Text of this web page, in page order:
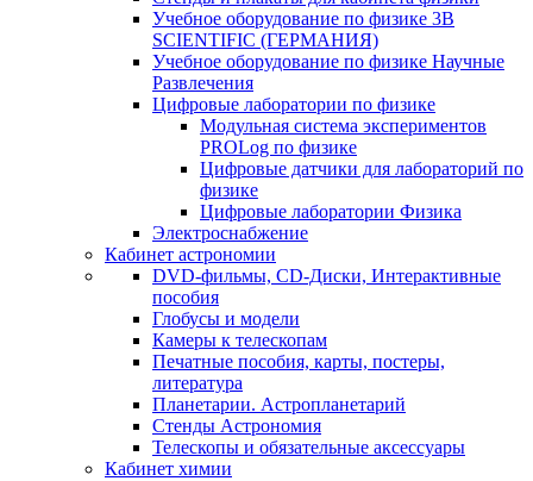
Учебное оборудование по физике 3B
SCIENTIFIC (ГЕРМАНИЯ)
Учебное оборудование по физике Научные
Развлечения
Цифровые лаборатории по физике
Модульная система экспериментов
PROLog по физике
Цифровые датчики для лабораторий по
физике
Цифровые лаборатории Физика
Электроснабжение
Кабинет астрономии
DVD-фильмы, CD-Диски, Интерактивные
пособия
Глобусы и модели
Камеры к телескопам
Печатные пособия, карты, постеры,
литература
Планетарии. Астропланетарий
Стенды Астрономия
Телескопы и обязательные аксессуары
Кабинет химии